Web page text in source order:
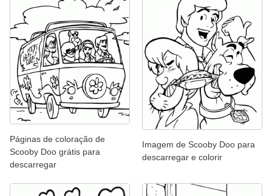
Páginas de coloração de
Scooby Doo grátis para
descarregar
Imagem de Scooby Doo para
descarregar e colorir